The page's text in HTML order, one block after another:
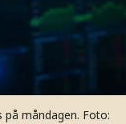
måndagen. Foto: